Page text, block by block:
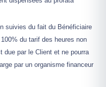
suivies du fait du Bénéficiaire
du tarif des heures non
due par le Client et ne pourra
par un organisme financeur